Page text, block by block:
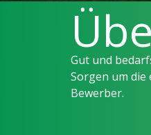
Gut und
Sorgen um
Bewerber.